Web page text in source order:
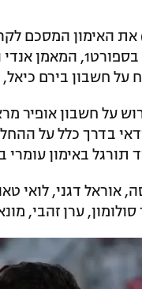
את האימון המסכם
צפון מקדוניה. כפי
על חשבון בירם
על חשבון אופיר
ודאי בדרך כלל על
באימון עומרי
אוראל דגני, לואי
ערן זהבי,